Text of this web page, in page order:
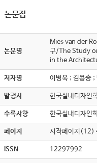
논문집
논문명
Mies van der
구/The Study
in the
저자명 이병욱 ; 김용승 ;
발행사 한국실내디자인
수록사항 한국실내디자
페이지 시작페이지(12)
ISSN 12297992